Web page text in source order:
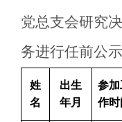
党总支会研究
务进行任前公示
姓
名
出生
年月
参加
作时